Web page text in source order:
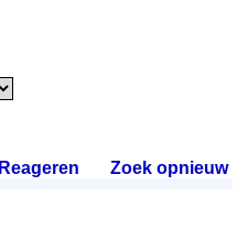
Reageren Zoek opnieuw.